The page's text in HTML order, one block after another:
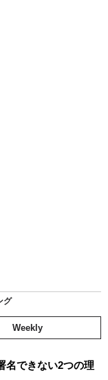
グ
Weekly
名できない2つの理